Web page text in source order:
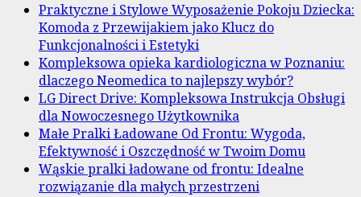
Praktyczne i Stylowe Wyposażenie Pokoju Dziecka:
Komoda z Przewijakiem jako Klucz do
Funkcjonalności i Estetyki
Kompleksowa opieka kardiologiczna w Poznaniu:
dlaczego Neomedica to najlepszy wybór?
LG Direct Drive: Kompleksowa Instrukcja Obsługi
dla Nowoczesnego Użytkownika
Małe Pralki Ładowane Od Frontu: Wygoda,
Efektywność i Oszczędność w Twoim Domu
Wąskie pralki ładowane od frontu: Idealne
rozwiązanie dla małych przestrzeni